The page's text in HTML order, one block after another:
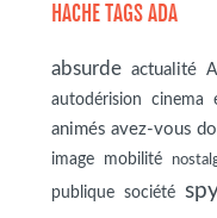
HACHE TAGS ADA
absurde actualité
autodérision cinema
animés avez-vous
image mobilité
publique
société